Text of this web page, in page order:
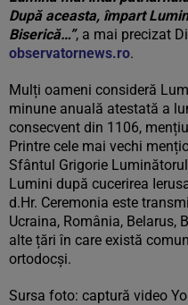
După aceasta, împart
Biserică…”, a mai precizat
observatornews.ro.
Mulți oameni consideră
minune anuală atestată a
consecvent din 1106,
Printre cele mai vechi
Sfântul Grigorie
Lumini după cucerirea
d.Hr. Ceremonia este
Ucraina, România, Belarus,
alte țări în care există
ortodocși.
Sursa foto: captură video